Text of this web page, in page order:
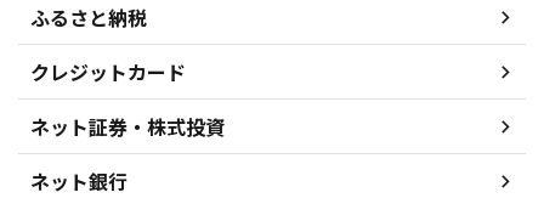
ふるさと納税
クレジットカード
ネット証券・株式投資
ネット銀行